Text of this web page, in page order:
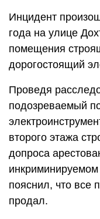
Инцидент
года на улице
помещения
дорогостоящий
Проведя
подозреваемый
второго этажа
допроса
пояснил, что все
продал.